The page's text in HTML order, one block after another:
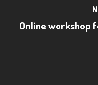
Online workshop